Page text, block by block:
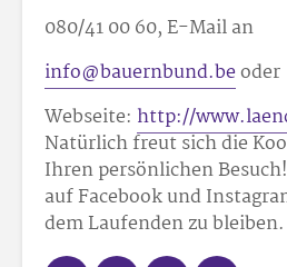
080/41 00 60, E-Mail an
info@bauernbund.beoder
Webseite: http://
Natürlich freut sich die
Ihren persönlichen
auf Facebook und
dem Laufenden zu bleiben.